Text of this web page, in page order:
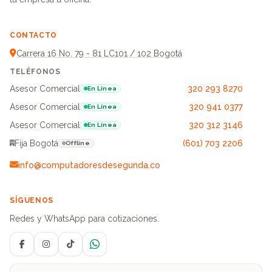
CONTACTO
Carrera 16 No. 79 - 81 LC101 / 102 Bogotá
TELÉFONOS
Asesor Comercial En Línea
320 293 8270
Asesor Comercial
En Línea
320 941 0377
Asesor Comercial
En Línea
320 312 3146
Fija Bogotá
Offline (601) 703 2206
info@computadoresdesegunda.co
SÍGUENOS
Redes y WhatsApp para cotizaciones.
FacebookInstagramTikTokWhatsApp